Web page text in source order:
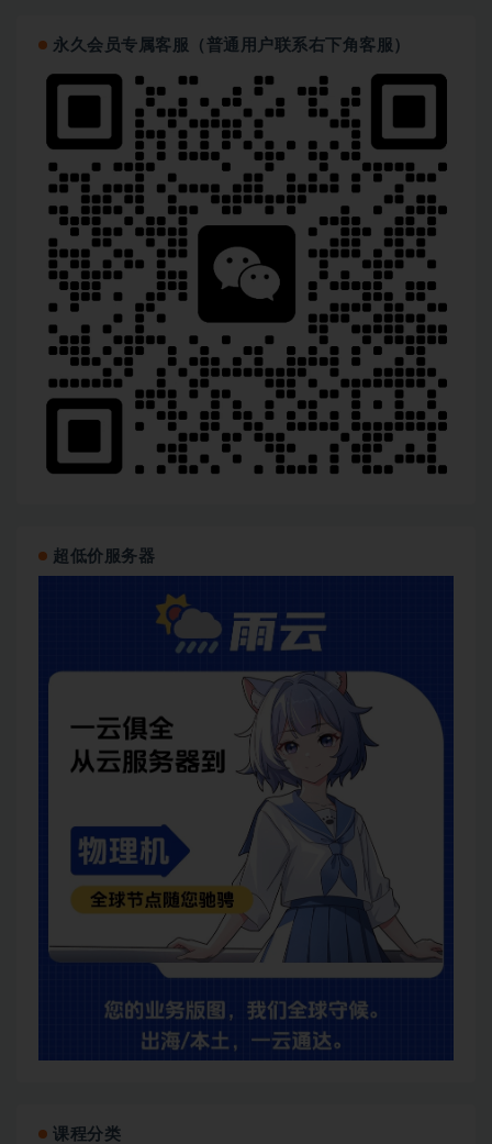
永久会员专属客服（普通用户联系右下角客服）
超低价服务器
课程分类